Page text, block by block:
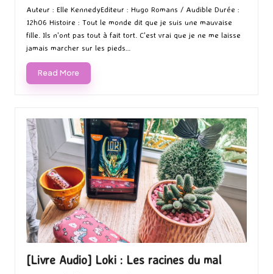
by
in
Auteur : Elle KennedyEditeur : Hugo Romans / Audible Durée :
12h06 Histoire : Tout le monde dit que je suis une mauvaise
fille. Ils n'ont pas tout à fait tort. C'est vrai que je ne me laisse
jamais marcher sur les pieds…
Read More
[Livre Audio] Loki : Les racines du mal